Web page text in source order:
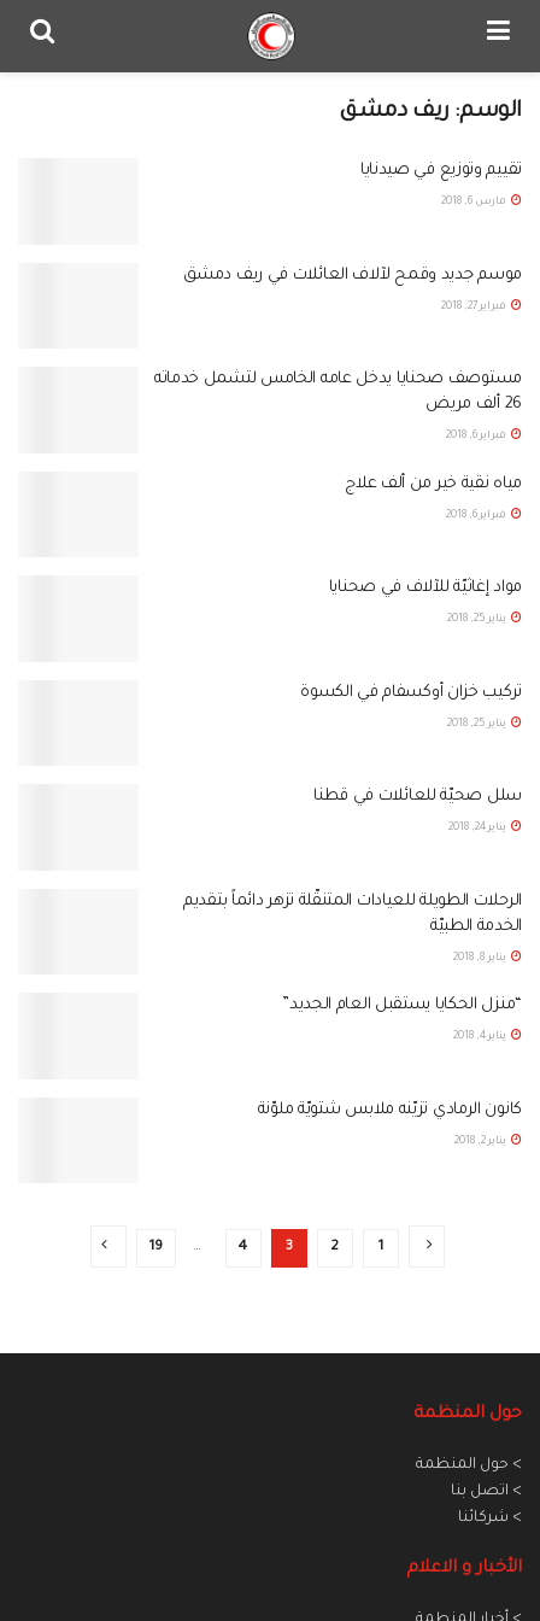
الوسم: ريف دمشق
تقييم وتوزيع في صيدنايا
مارس 6, 2018
موسم جديد وقمح لآلاف العائلات في ريف دمشق
فبراير 27, 2018
مستوصف صحنايا يدخل عامه الخامس لتشمل خدماته
26 ألف مريض
فبراير 6, 2018
مياه نقية خير من ألف علاج
فبراير 6, 2018
مواد إغاثيّة للآلاف في صحنايا
يناير 25, 2018
تركيب خزان أوكسفام في الكسوة
يناير 25, 2018
سلل صحيّة للعائلات في قطنا
يناير 24, 2018
الرحلات الطويلة للعيادات المتنقّلة تزهر دائماً بتقديم
الخدمة الطبيّة
يناير 8, 2018
“منزل الحكايا يستقبل العام الجديد”
يناير 4, 2018
كانون الرمادي تزيّنه ملابس شتويّة ملوّنة‎
يناير 2, 2018
1
2
3
4
…
19
حول المنظمة
> حول المنظمة
> اتصل بنا
> شركائنا
الأخبار و الاعلام